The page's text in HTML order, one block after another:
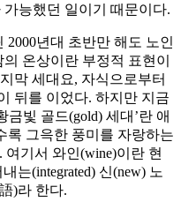
능했던 일이기 때문이다.
년대 초반만 해도 노인
온상이란 부정적 표현이
막 세대요, 자식으로부터
뒤를 이었다. 하지만 지금
금빛 골드(gold) 세대’란 애
록 그윽한 풍미를 자랑하는
여기서 와인(wine)이란 현
는(integrated) 신(new) 노
)라 한다.